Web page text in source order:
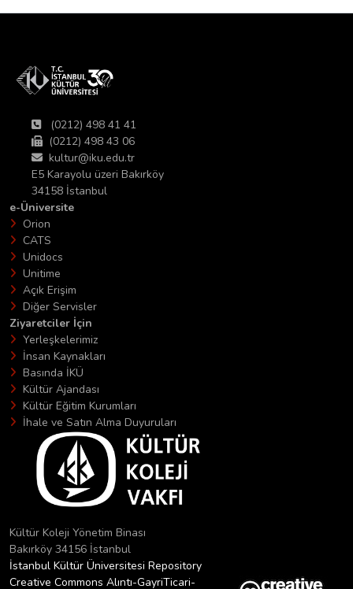
(0212) 498 41 41
(0212) 498 43 06
kultur@iku.edu.tr
E5 Karayolu üzeri Bakırköy
34158 İstanbul
e-Üniversite
Orion
CATS
Unidocs
Unitime
Açık Erişim
Diğer Servisler
Ziyaretciler İçin
Yerleşkelerimiz
İnsan Kaynakları
Basında İKÜ
Kültür Ajandası
Kültür Eğitim Kurumları
İhale ve Satın Alma Duyuruları
Kültür Koleji Yönetim Binası
Bakırköy 34156 İstanbul
İstanbul Kültür Üniversitesi Repository
Creative Commons Alıntı-GayriTicari-